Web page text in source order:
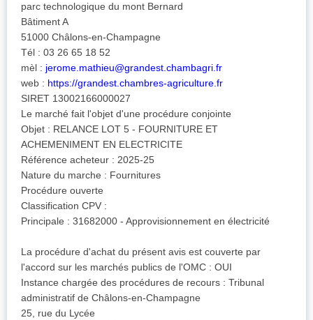
parc technologique du mont Bernard
Bâtiment A
51000 Châlons-en-Champagne
Tél : 03 26 65 18 52
mèl : jerome.mathieu@grandest.chambagri.fr
web : https://grandest.chambres-agriculture.fr
SIRET 13002166000027
Le marché fait l'objet d'une procédure conjointe
Objet : RELANCE LOT 5 - FOURNITURE ET
ACHEMENIMENT EN ELECTRICITE
Référence acheteur : 2025-25
Nature du marche : Fournitures
Procédure ouverte
Classification CPV :
Principale : 31682000 - Approvisionnement en électricité
La procédure d'achat du présent avis est couverte par
l'accord sur les marchés publics de l'OMC : OUI
Instance chargée des procédures de recours : Tribunal
administratif de Châlons-en-Champagne
25, rue du Lycée